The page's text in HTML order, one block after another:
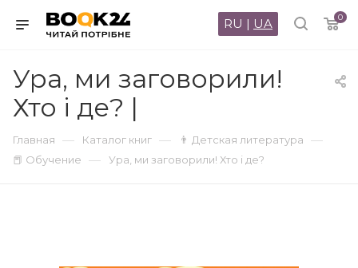
0
RU | UA
Ура, ми заговорили!
Хто і де? |
Главная — Каталог книг — 👨 Детская литература —
📕 Обучение — Ура, ми заговорили! Хто і де?